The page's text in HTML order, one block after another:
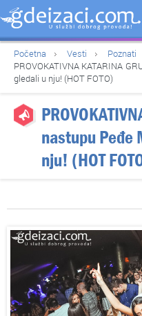
Početna Vesti
Poznati
PROVOKATIVNA KATARINA
gledali u nju! (HOT FOTO)
nastupu Peđe
nju! (HOT